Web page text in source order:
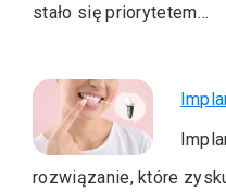
stało się priorytetem…
rozwiązanie, które